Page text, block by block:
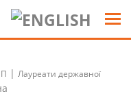
| Лауреати державної